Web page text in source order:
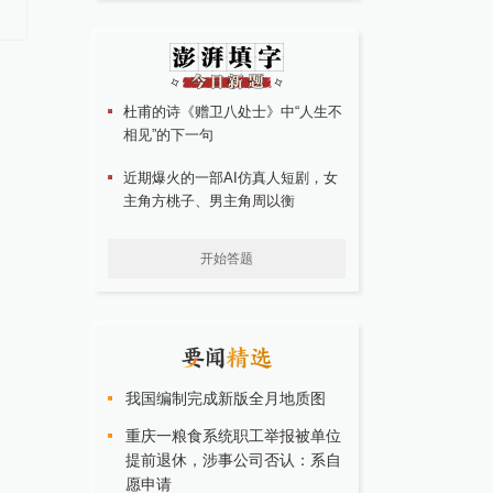
杜甫的诗《赠卫八处士》中“人生不
相见”的下一句
近期爆火的一部AI仿真人短剧，女
主角方桃子、男主角周以衡
开始答题
我国编制完成新版全月地质图
重庆一粮食系统职工举报被单位
提前退休，涉事公司否认：系自
愿申请